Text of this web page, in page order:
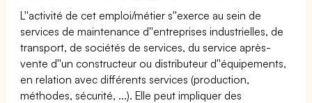
L''activité de cet emploi/métier s''exerce au sein de
services de maintenance d''entreprises industrielles, de
transport, de sociétés de services, du service après-
vente d''un constructeur ou distributeur d''équipements,
en relation avec différents services (production,
méthodes, sécurité, ...). Elle peut impliquer des